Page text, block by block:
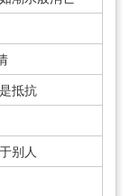
抵抗
别人